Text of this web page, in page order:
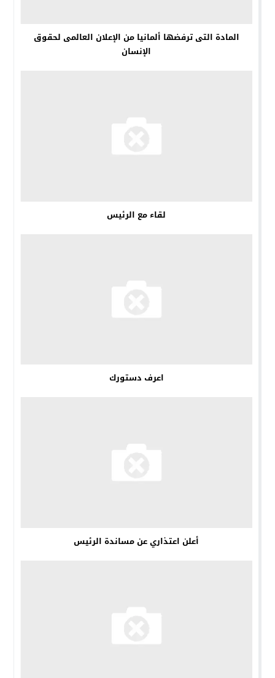
المادة التى ترفضها ألمانيا من الإعلان العالمى لحقوق
الإنسان
لقاء مع الرئيس
اعرف دستورك
أعلن اعتذاري عن مساندة الرئيس